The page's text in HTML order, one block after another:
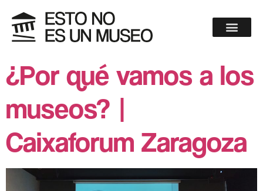
¿Por qué vamos a los
museos? |
Caixaforum Zaragoza